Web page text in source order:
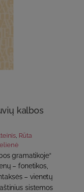
kalbos
Rūta
gramatikoje“
– fonetikos,
– vienetų
sistemos